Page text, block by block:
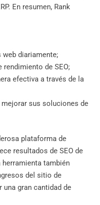
En resumen, Rank
diariamente;
de SEO;
efectiva a través de la
sus soluciones de
plataforma de
resultados de SEO de
herramienta también
del sitio de
gran cantidad de